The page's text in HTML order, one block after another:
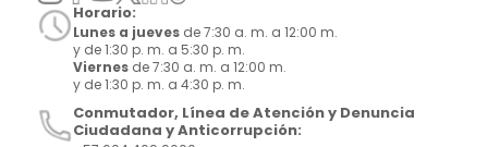
Horario:
Lunes a jueves de 7:30 a. m. a 12:00 m.
y de 1:30 p. m. a 5:30 p. m.
Viernes de 7:30 a. m. a 12:00 m.
y de 1:30 p. m. a 4:30 p. m.
Conmutador, Línea de Atención y Denuncia
Ciudadana y Anticorrupción: